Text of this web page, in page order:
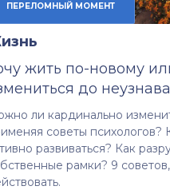
ПЕРЕЛОМНЫЙ МОМЕНТ
жить по-новому
до
ли кардинально
советы психологов?
развиваться? Как
рамки? 9